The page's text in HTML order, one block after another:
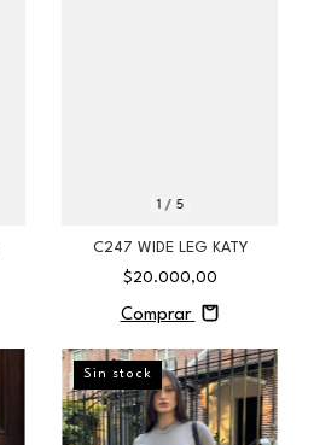
1 / 5
C247 WIDE LEG KATY
$20.000,00
Comprar
Sin stock